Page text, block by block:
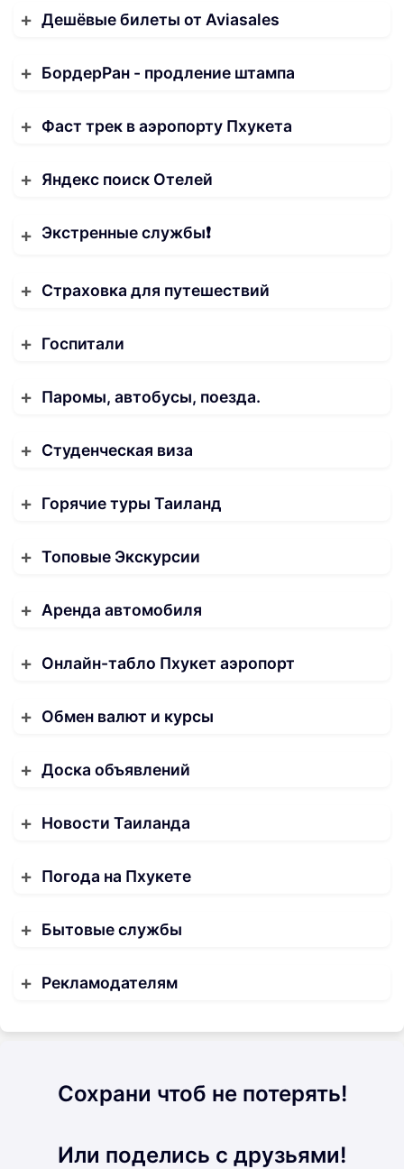
Дешёвые билеты от Aviasales
БордерРан - продление штампа
Фаст трек в аэропорту Пхукета
Яндекс поиск Отелей
Экстренные службы❗️
Страховка для путешествий
Госпитали
Паромы, автобусы, поезда.
Студенческая виза
Горячие туры Таиланд
Топовые Экскурсии
Аренда автомобиля
Онлайн-табло Пхукет аэропорт
Обмен валют и курсы
Доска объявлений
Новости Таиланда
Погода на Пхукете
Бытовые службы
Рекламодателям
Сохрани чтоб не потерять!
Или поделись с друзьями!